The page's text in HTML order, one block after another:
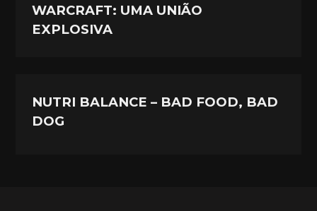
WARCRAFT: UMA UNIÃO
EXPLOSIVA
NUTRI BALANCE – BAD FOOD, BAD
DOG